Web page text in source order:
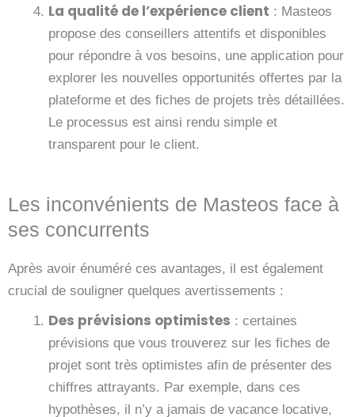
La qualité de l’expérience client : Masteos
propose des conseillers attentifs et disponibles
pour répondre à vos besoins, une application pour
explorer les nouvelles opportunités offertes par la
plateforme et des fiches de projets très détaillées.
Le processus est ainsi rendu simple et
transparent pour le client.
Les inconvénients de Masteos face à
ses concurrents ​
Après avoir énuméré ces avantages, il est également
crucial de souligner quelques avertissements :
Des prévisions optimistes : certaines
prévisions que vous trouverez sur les fiches de
projet sont très optimistes afin de présenter des
chiffres attrayants. Par exemple, dans ces
hypothèses, il n’y a jamais de vacance locative,